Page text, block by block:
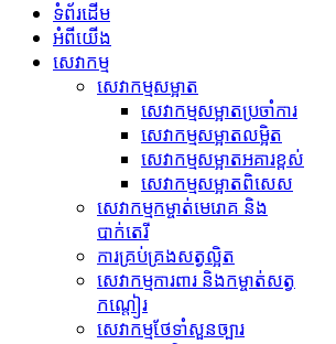
ទំព័រដើម
អំពីយើង
សេវាកម្ម
សេវាកម្មសម្អាត
សេវាកម្ម​សម្អាតប្រចាំការ
សេវាកម្ម​សម្អាត​លម្អិត
សេវាកម្ម​សម្អាត​អគារខ្ពស់
សេវាកម្ម​សម្អាត​ពិសេស
សេវាកម្ម​កម្ចាត់​មេរោគ និង
បាក់តេរី
ការគ្រប់គ្រង​សត្វល្អិត​
សេវាកម្ម​ការពារ និងកម្ចាត់​សត្វ
កណ្តៀរ
សេវាកម្ម​ថែទាំ​សួនច្បារ